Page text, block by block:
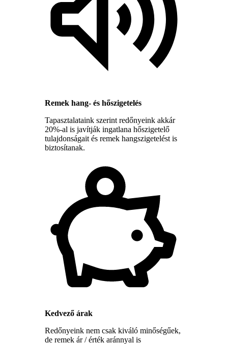
Remek hang- és hőszigetelés
Tapasztalataink szerint redőnyeink akkár
20%-al is javítják ingatlana hőszigetelő
tulajdonságait és remek hangszigetelést is
biztosítanak.
Kedvező árak
Redőnyeink nem csak kiváló minőségűek,
de remek ár / érték aránnyal is